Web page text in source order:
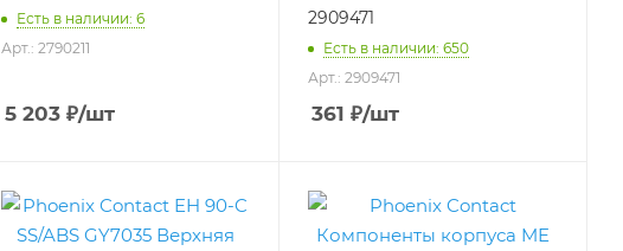
Есть в наличии: 6
Арт.: 2790211
5 203₽/шт
2909471
Есть в наличии: 650
Арт.: 2909471
361 ₽/шт